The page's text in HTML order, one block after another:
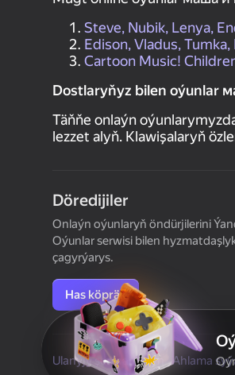
Steve, Nubik, Lenya,
Edison, Vladus,
Cartoon Music!
Dostlaryňyz bilen oýunlar
Täňňe onlaýn
lezzet alyň. Klawişalaryň
Döredijiler
Onlaýn oýunlaryň öndürjilerini
Oýunlar serwisi bilen
çagyrýarys.
Has köpräk
Ulanyjy şertnamasyn Ahlama